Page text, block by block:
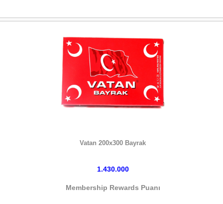
Vatan 200x300 Bayrak
1.430.000
Membership Rewards Puanı